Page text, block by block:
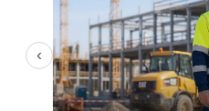
‹